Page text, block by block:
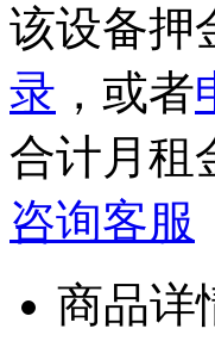
该设备押
录 ，或者
合计月租
咨询客服
商品详